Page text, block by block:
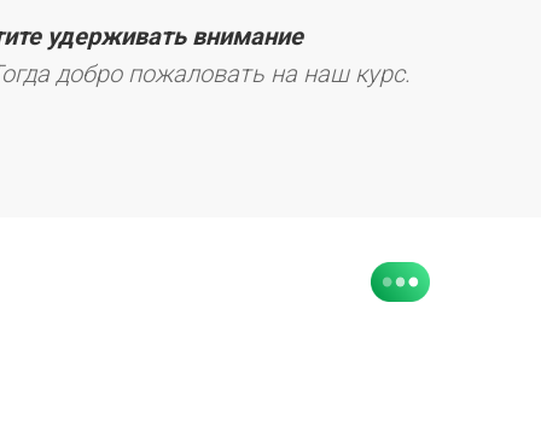
удерживать внимание
добро пожаловать на наш курс.